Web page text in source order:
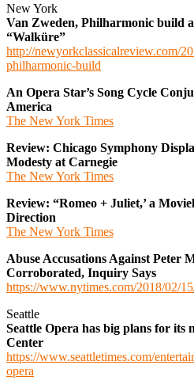
New York
Van Zweden, Philharmonic build
“Walküre”
http://newyorkclassicalreview.com/
philharmonic-build
An Opera Star’s Song Cycle
America
The New York Times
Review: Chicago Symphony
Modesty at Carnegie
The New York Times
Review: “Romeo + Juliet,’ a
Direction
The New York Times
Abuse Accusations Against Peter
Corroborated, Inquiry Says
https://www.nytimes.com/2018/02/
Seattle
Seattle Opera has big plans for its
Center
https://www.seattletimes.com/
opera